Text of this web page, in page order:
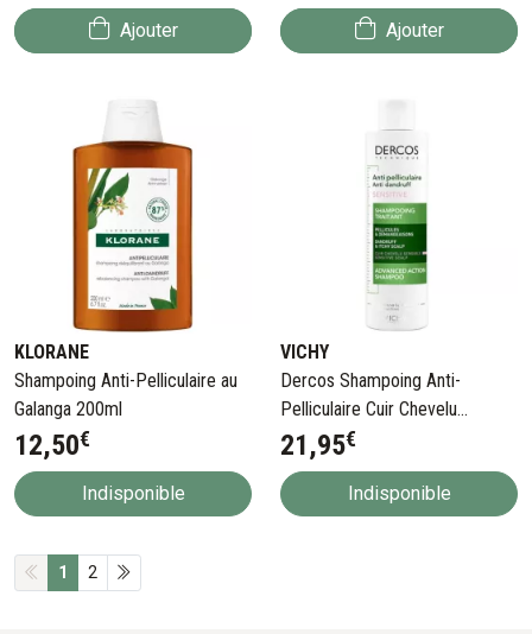
Ajouter Ajouter
KLORANE
Shampoing Anti-Pelliculaire au
Galanga 200ml
12,50€
Indisponible
VICHY
Dercos Shampoing Anti-
Pelliculaire Cuir Chevelu
Sensible 200 ml
21,95€
Indisponible
1 2